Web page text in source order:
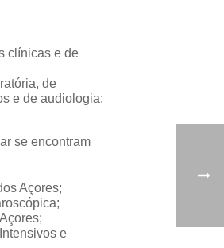
clínicas e de
de
e de audiologia;
se encontram
Açores;
e